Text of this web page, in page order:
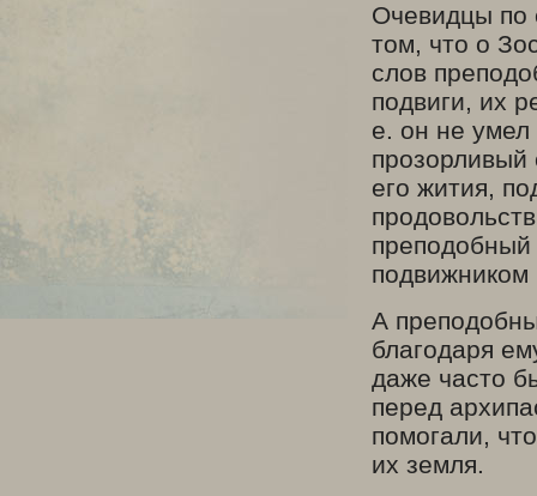
Очевидцы по
том, что о
слов
подвиги, их
е. он не умел
прозорливый
его жития,
подвижником
А
благодаря
даже часто
перед
помогали,
их земля.